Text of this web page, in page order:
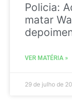
Policia:
matar
VER MATÉRIA »
29 de julho de